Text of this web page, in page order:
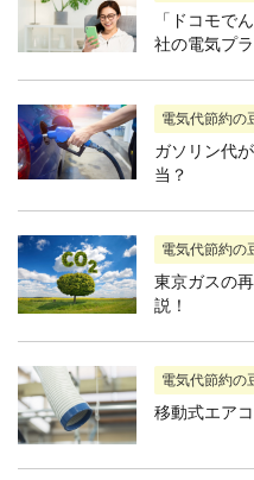
「ドコモで
社の電気プ
電気代節約の
ガソリン代
当？
電気代節約の
東京ガスの
説！
電気代節約の
移動式エア